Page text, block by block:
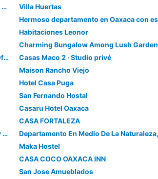
Casa Onésima. Departamento privado con Terraza.
Villa Huertas
Habitaciones Leonor
Charming Bungalow Among Lush Garden
Flor Del Cielo 1 Very Close To The Zocalo Of Oaxaca, Pet Friendly
Casas Maco 2 · Studio privé
Maison Rancho Viejo
Hotel Casa Puga
San Fernando Hostal
Casaru Hotel Oaxaca
CASA FORTALEZA
Beautiful Mexican Hotel In The Oaxaca City Mountains, Only 16 Minutes To Cemtro
Maka Hostel
CASA COCO OAXACA INN
San Jose Amueblados